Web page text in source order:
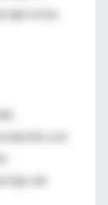
ejercicios
con
tipo de